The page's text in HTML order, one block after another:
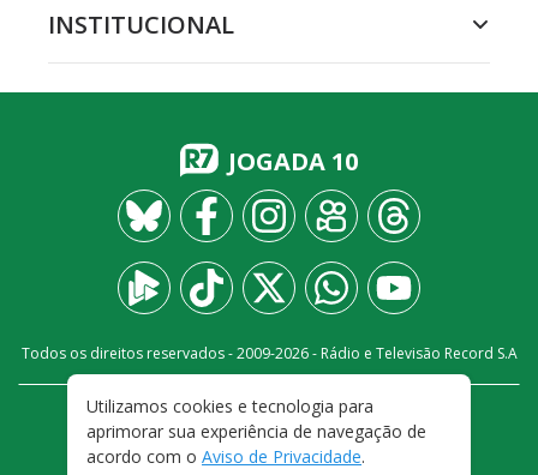
INSTITUCIONAL
JOGADA 10
Todos os direitos reservados - 2009-2026- Rádio e Televisão Record S.A
FALE CONOSCO
PRIVACIDADE
TERMOS E CONDIÇÕES DE USO
Utilizamos cookies e tecnologia para
aprimorar sua experiência de navegação de
acordo com o Aviso de Privacidade.